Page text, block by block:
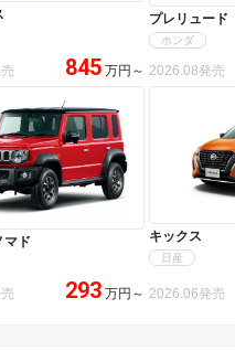
845 万円 ～
プレリュード
ホンダ
2026.08発売
マド
293 万円 ～
キックス
日産
2026.06発売